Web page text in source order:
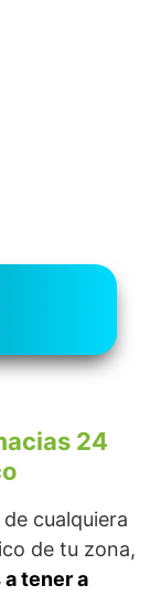
24
cualquiera
de tu zona,
a tener a